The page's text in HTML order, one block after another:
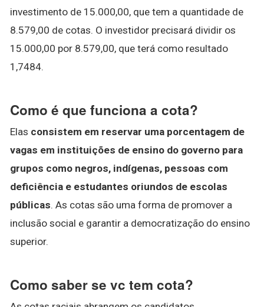
investimento de 15.000,00, que tem a quantidade de
8.579,00 de cotas. O investidor precisará dividir os
15.000,00 por 8.579,00, que terá como resultado
1,7484.
Como é que funciona a cota?
Elas consistem em reservar uma porcentagem de
vagas em instituições de ensino do governo para
grupos como negros, indígenas, pessoas com
deficiência e estudantes oriundos de escolas
públicas. As cotas são uma forma de promover a
inclusão social e garantir a democratização do ensino
superior.
Como saber se vc tem cota?